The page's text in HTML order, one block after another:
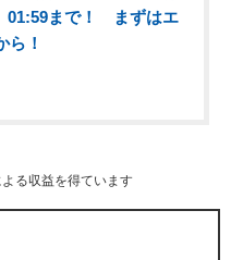
01:59まで！ まずはエ
ら！
る収益を得ています